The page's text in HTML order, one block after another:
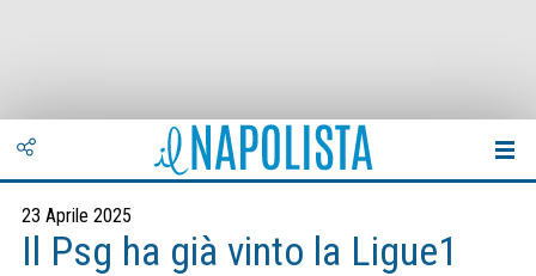
23 Aprile 2025
Il Psg ha già vinto la Ligue1